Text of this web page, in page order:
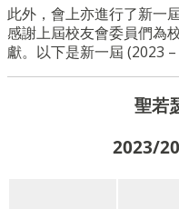
此外，會上亦進行了新一
感謝上屆校友會委員們為
獻。以下是新一屆 (2023 –
聖若
2023/